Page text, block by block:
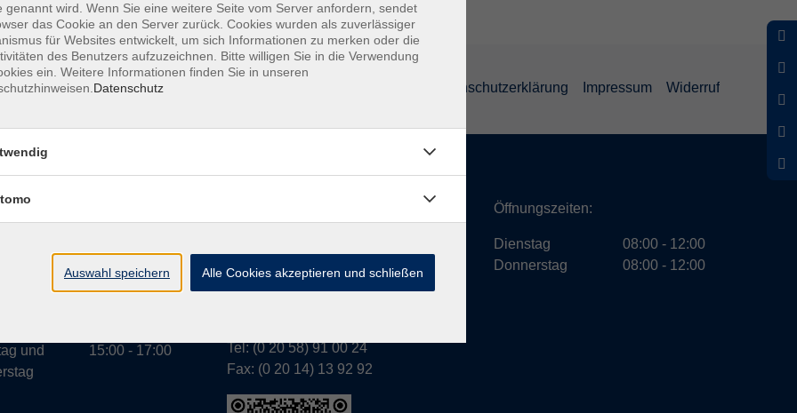
Datenschutzerklärung Impressum Widerruf
und
15:00 - 17:00
Schulstraße 7
42489 Wülfrath
Tel: (0 20 58) 91 00 24
Fax: (0 20 14) 13 92 92
Öffnungszeiten:
Dienstag
Donnerstag
08:00 - 12:00
08:00 - 12:00
genannt wird. Wenn Sie eine weitere Seite vom Server anfordern, sendet
das Cookie an den Server zurück. Cookies wurden als zuverlässiger
für Websites entwickelt, um sich Informationen zu merken oder die
des Benutzers aufzuzeichnen. Bitte willigen Sie in die Verwendung
ein. Weitere Informationen finden Sie in unseren
Datenschutz
Auswahl speichern Alle Cookies akzeptieren und schließen